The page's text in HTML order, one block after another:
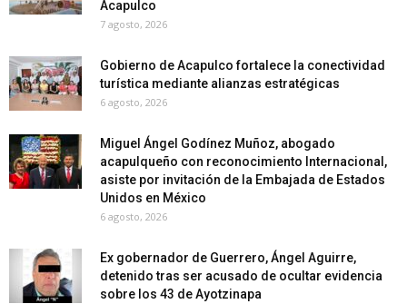
Acapulco
7 agosto, 2026
Gobierno de Acapulco fortalece la conectividad
turística mediante alianzas estratégicas
6 agosto, 2026
Miguel Ángel Godínez Muñoz, abogado
acapulqueño con reconocimiento Internacional,
asiste por invitación de la Embajada de Estados
Unidos en México
6 agosto, 2026
Ex gobernador de Guerrero, Ángel Aguirre,
detenido tras ser acusado de ocultar evidencia
sobre los 43 de Ayotzinapa